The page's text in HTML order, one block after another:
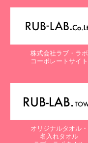
株式会社ラブ・ラボ
コーポレートサイト
オリジナルタオル・
名入れタオル